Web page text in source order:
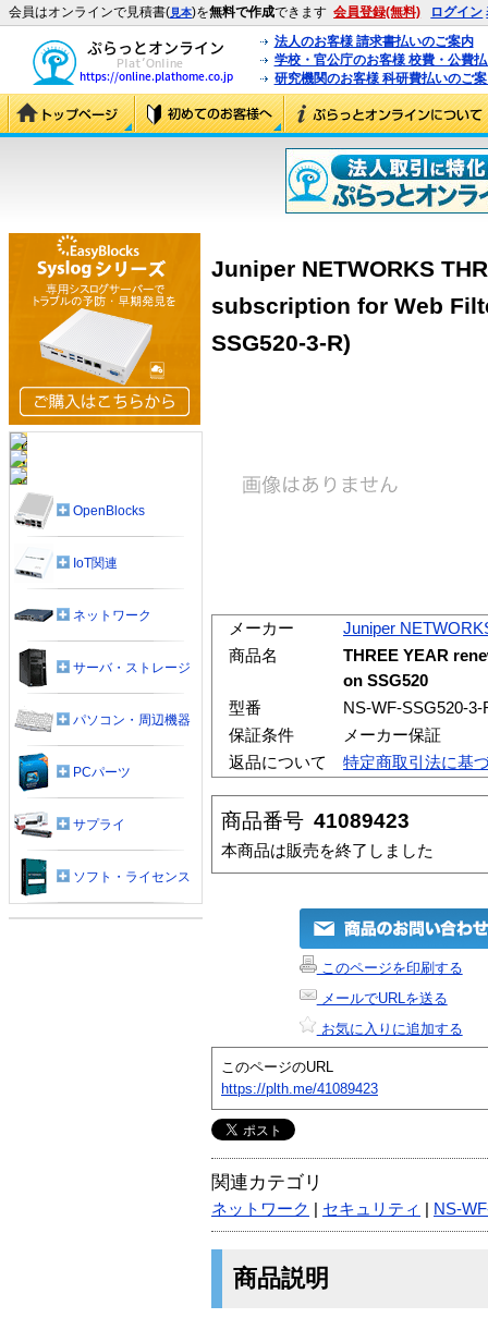
会員はオンラインで見積書(見本)を無料で作成できます 会員登録(無料) ログイン
法人のお客様 請求書払いのご案内
学校・官公庁のお客様 校費・公費
研究機関のお客様 科研費払いのご
Juniper NETWORKS
subscription for Web
SSG520-3-R)
メーカー
Juniper
商品名
THREE YEAR
on SSG520
型番
NS-WF-SSG520-3-
保証条件
メーカー保証
返品について
特定商取引法に基
商品番号 41089423
本商品は販売を終了しました
このページを印刷する
メールでURLを送る
お気に入りに追加する
このページのURL
https://plth.me/41089423
関連カテゴリ
ネットワーク セキュリティ NS-
商品説明
OpenBlocks
IoT関連
ネットワーク
サーバ・ストレージ
パソコン・周辺機器
PCパーツ
サプライ
ソフト・ライセンス